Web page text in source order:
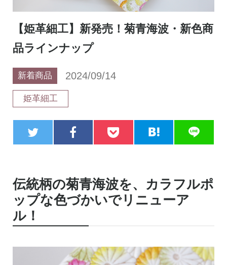
【姫革細工】新発売！菊青海波・新色商
品ラインナップ
新着商品 2024/09/14
姫革細工
伝統柄の菊青海波を、カラフルポ
ップな色づかいでリニューア
ル！